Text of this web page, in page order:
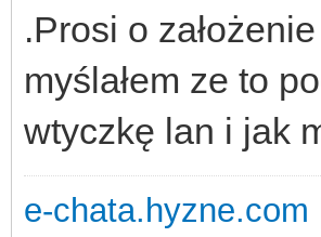
.Prosi o
myślałem ze to
wtyczkę lan i jak
e-chata.hyzne.com